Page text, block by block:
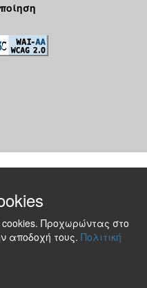
cookies. Προχωρώντας στο
αποδοχή τους. Πολιτική